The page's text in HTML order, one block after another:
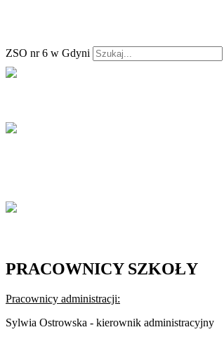
ZSO nr 6 w Gdyni
PRACOWNICY SZKOŁY
Pracownicy administracji:
Sylwia Ostrowska - kierownik administracyjny